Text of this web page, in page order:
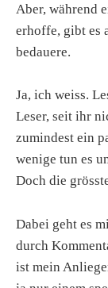
Aber, während
erhoffe, gibt es
bedauere.
Ja, ich weiss.
Leser, seit ihr
zumindest ein
wenige tun es
Doch die
Dabei geht es
durch
ist mein